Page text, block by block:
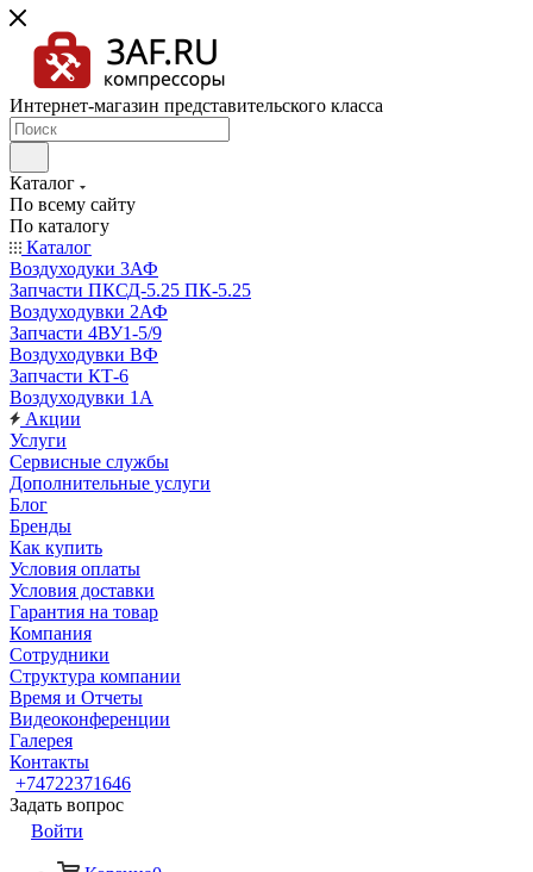
Интернет-магазин представительского класса
Каталог
По всему сайту
По каталогу
Каталог
Воздуходуки 3АФ
Запчасти ПКСД-5.25 ПК-5.25
Воздуходувки 2АФ
Запчасти 4ВУ1-5/9
Воздуходувки ВФ
Запчасти КТ-6
Воздуходувки 1А
Акции
Услуги
Сервисные службы
Дополнительные услуги
Блог
Бренды
Как купить
Условия оплаты
Условия доставки
Гарантия на товар
Компания
Сотрудники
Структура компании
Время и Отчеты
Видеоконференции
Галерея
Контакты
+74722371646
Задать вопрос
Войти